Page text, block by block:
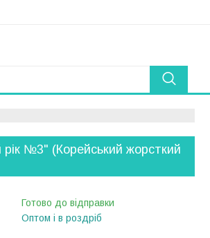
№3" (Корейський жорсткий
Готово до відправки
Оптом і в роздріб